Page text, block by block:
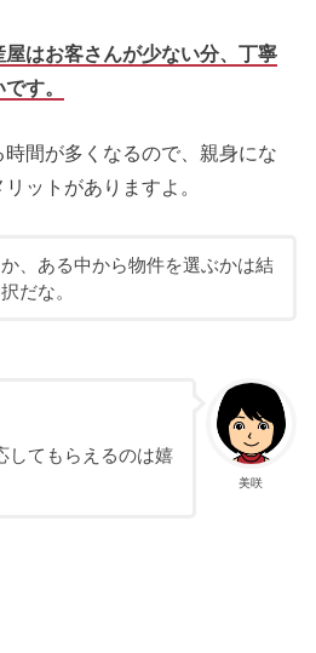
はお客さんが少ない分、丁寧
す。
間が多くなるので、親身にな
ットがありますよ。
、ある中から物件を選ぶかは結
だな。
美咲
してもらえるのは嬉